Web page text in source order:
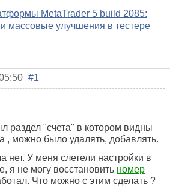
MetaTrader 5 build 2085:
массовые улучшения в тестере
#1
раздел "счета" в котором видны
, можно было удалять, добавлять.
нет. У меня слетели настройки в
я не могу восстановить номер
Что можно с этим сделать ?